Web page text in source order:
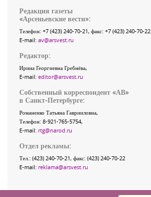
Редакция газеты
«Арсеньевские вести»:
Телефон: +7 (423) 240-70-21, факс: +7 (423) 240-70-22
E-mail: av@arsvest.ru
Редактор:
Ирина Георгиевна Гребнёва,
E-mail: editor@arsvest.ru
Собственный корреспондент «АВ»
в Санкт-Петербурге:
Романенко Татьяна Гаврииловна,
Телефон: 8-921-765-5754,
E-mail: rtg@narod.ru
Отдел рекламы:
Тел.: (423) 240-70-21, факс: (423) 240-70-22
E-mail: reklama@arsvest.ru